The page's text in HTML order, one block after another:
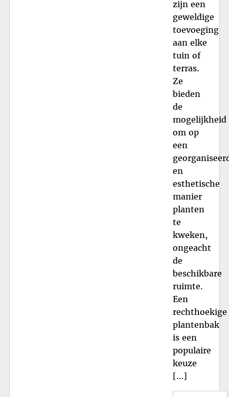
zijn een
geweldige
toevoeging
aan elke
tuin of
terras.
Ze
bieden
de
mogelijkheid
om op
een
en
esthetische
manier
planten
te
kweken,
ongeacht
de
beschikbare
ruimte.
Een
rechthoekige
plantenbak
is een
populaire
keuze
[…]